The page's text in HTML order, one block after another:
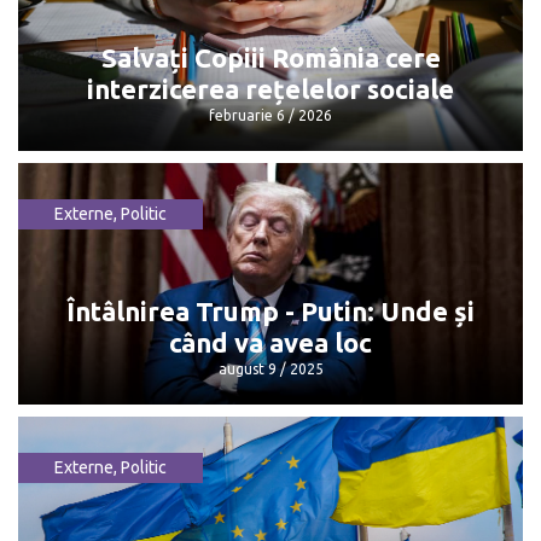
Salvați Copiii România cere
interzicerea rețelelor sociale
februarie 6 / 2026
Salvați Copiii România cere
interzicerea rețelelor sociale
februarie 6 / 2026
Externe, Politic
Întâlnirea Trump - Putin: Unde și
când va avea loc
august 9 / 2025
Întâlnirea Trump - Putin: Unde și când
va avea loc
Externe, Politic